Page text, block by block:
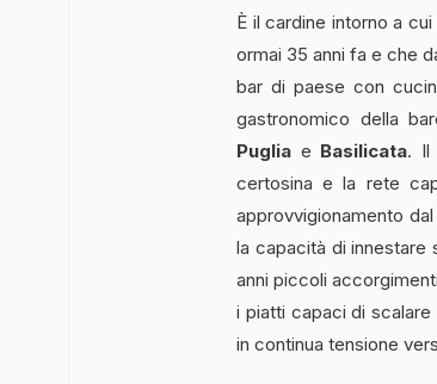
È il cardine intorno a
ormai 35 anni fa e che
bar di paese con
gastronomico della
Puglia e Basilicata. Il
certosina e la rete
approvvigionamento
la capacità di innestare
anni piccoli
i piatti capaci di
in continua tensione